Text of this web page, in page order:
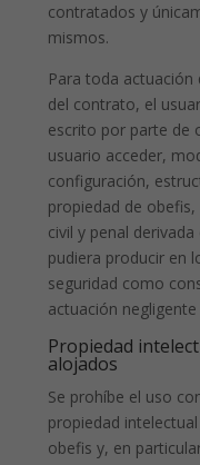
contratados y
mismos.
Para toda
del contrato, el
escrito por parte de
usuario acceder,
configuración,
propiedad de
civil y penal
pudiera producir en
seguridad como
actuación
Propiedad
alojados
Se prohíbe el uso
propiedad
obefis y, en